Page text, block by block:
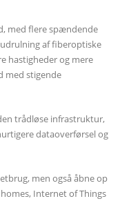
med flere spændende
af fiberoptiske
hastigheder og mere
med stigende
trådløse infrastruktur,
dataoverførsel og
men også åbne op
Internet of Things